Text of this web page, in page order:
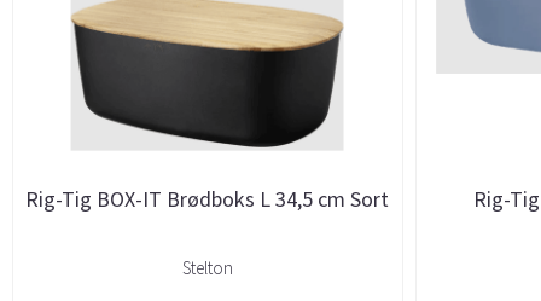
Rig-Tig BOX-IT Brødboks L 34,5 cm Sort
Stelton
Rig-